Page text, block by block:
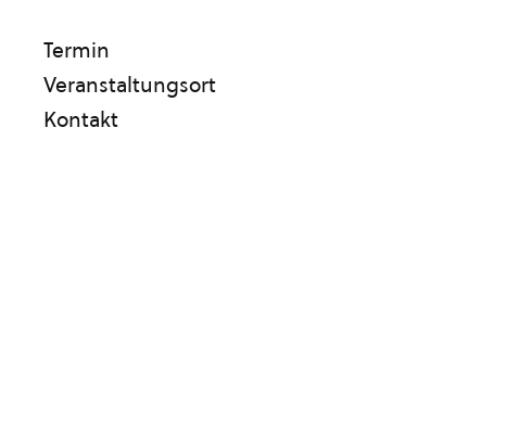
Termin
Veranstaltungsort
Kontakt